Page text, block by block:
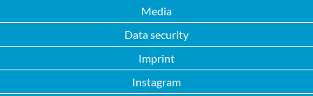
Media
Data security
Imprint
Instagram